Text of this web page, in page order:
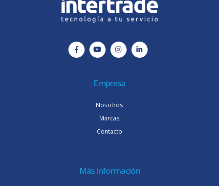
Empresa
Nosotros
Marcas
Contacto
Más Información